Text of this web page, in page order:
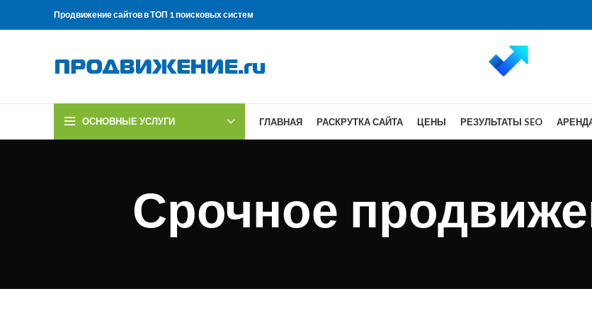
Продвижение сайтов в ТОП 1 поисковых систем
ОСНОВНЫЕ УСЛУГИ ГЛАВНАЯ РАСКРУТКА САЙТА ЦЕНЫ РЕЗУЛЬТАТЫ SEO
Срочное